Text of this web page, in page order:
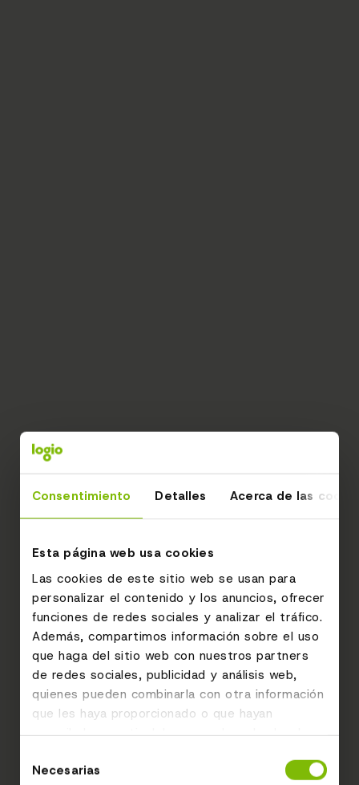
Consentimiento Detalles Acerca de las
Esta página web usa cookies
Las cookies de este sitio web se usan para
personalizar el contenido y los anuncios, ofrecer
funciones de redes sociales y analizar el tráfico.
Además, compartimos información sobre el uso
que haga del sitio web con nuestros partners
de redes sociales, publicidad y análisis web,
quienes pueden combinarla con otra información
que les haya proporcionado o que hayan
recopilado a partir del uso que haya hecho de
deNecesarias